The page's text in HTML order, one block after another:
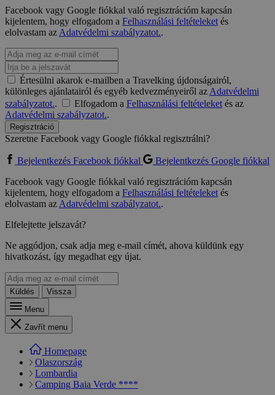
Facebook vagy Google fiókkal való regisztrációm kapcsán
kijelentem, hogy elfogadom a Felhasználási feltételeketés
elolvastam azAdatvédelmi szabályzatot..
Értesülni akarok e-mailben a Travelking újdonságairól,
különleges ajánlatairól és egyéb kedvezményeiről azAdatvédelmi
szabályzatot.. Elfogadom a Felhasználási feltételeketés az
Adatvédelmi szabályzatot..
Regisztráció
Szeretne Facebook vagy Google fiókkal regisztrálni?
Bejelentkezés Facebook fiókkal
Bejelentkezés Google fiókkal
Facebook vagy Google fiókkal való regisztrációm kapcsán
kijelentem, hogy elfogadom a Felhasználási feltételeketés
elolvastam azAdatvédelmi szabályzatot..
Elfelejtette jelszavát?
Ne aggódjon, csak adja meg e-mail címét, ahova küldünk egy
hivatkozást, így megadhat egy újat.
Küldés
Vissza
Menu
Zavřít menu
Homepage
Olaszország
Lombardia
Camping Baia Verde ****